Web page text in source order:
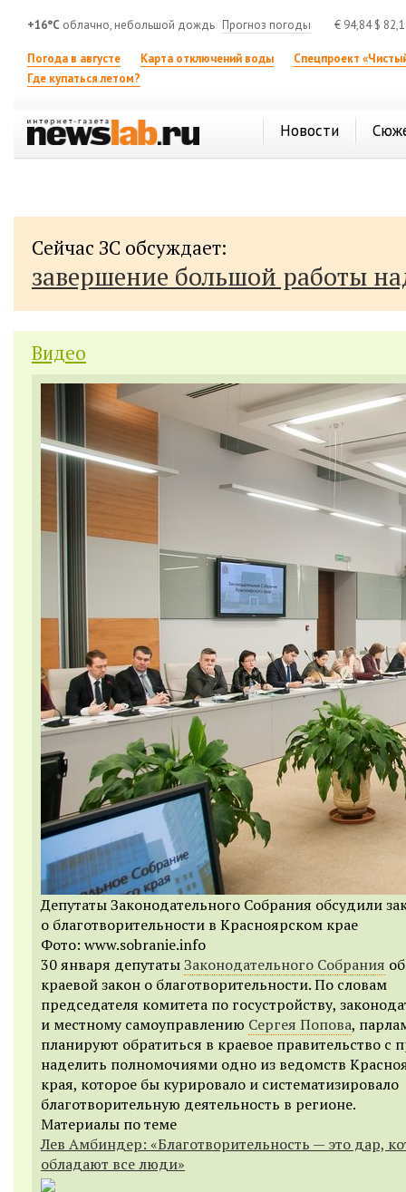
+16°C облачно, небольшой дождь Прогноз погоды € 94,84$
Погода в августе Карта отключений воды
Спецпроект
Где купаться летом?
Новости
Сейчас ЗС обсуждает:
завершение большой работы
Видео
Депутаты Законодательного Собрания обсудили
о благотворительности в Красноярском крае
Фото: www.sobranie.info
30 января депутатыЗаконодательного Собрания
краевой закон о благотворительности. По словам
председателя комитета по госустройству,
и местному самоуправлению Сергея Попова,
планируют обратиться в краевое правительство с
наделить полномочиями одно из ведомств
края, которое бы курировало и систематизировало
благотворительную деятельность в регионе.
Материалы по теме
Лев Амбиндер: «Благотворительность — это дар,
обладают все люди»